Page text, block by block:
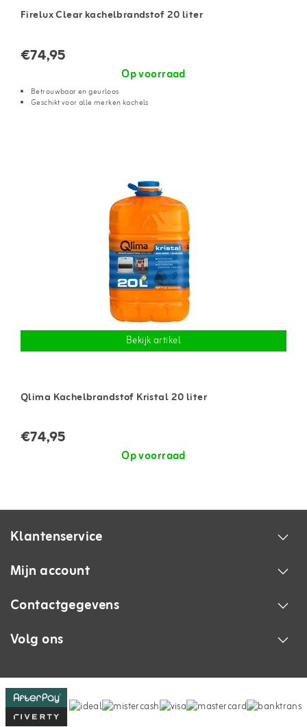
Firelux Clear kachelbrandstof 20 liter
€74,95
Op voorraad
Betrouwbaar en geurloos
Geschikt voor alle merken kachels
Bekijk artikel
Qlima Kachelbrandstof Kristal 20 liter
€74,95
Op voorraad
Klantenservice
Mijn account
Contactgegevens
Volg ons